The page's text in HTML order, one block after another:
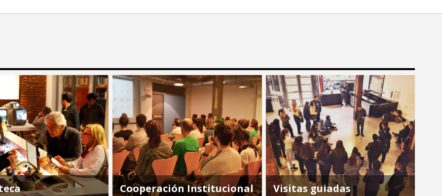
Cooperación Institucional Visitas guiadas